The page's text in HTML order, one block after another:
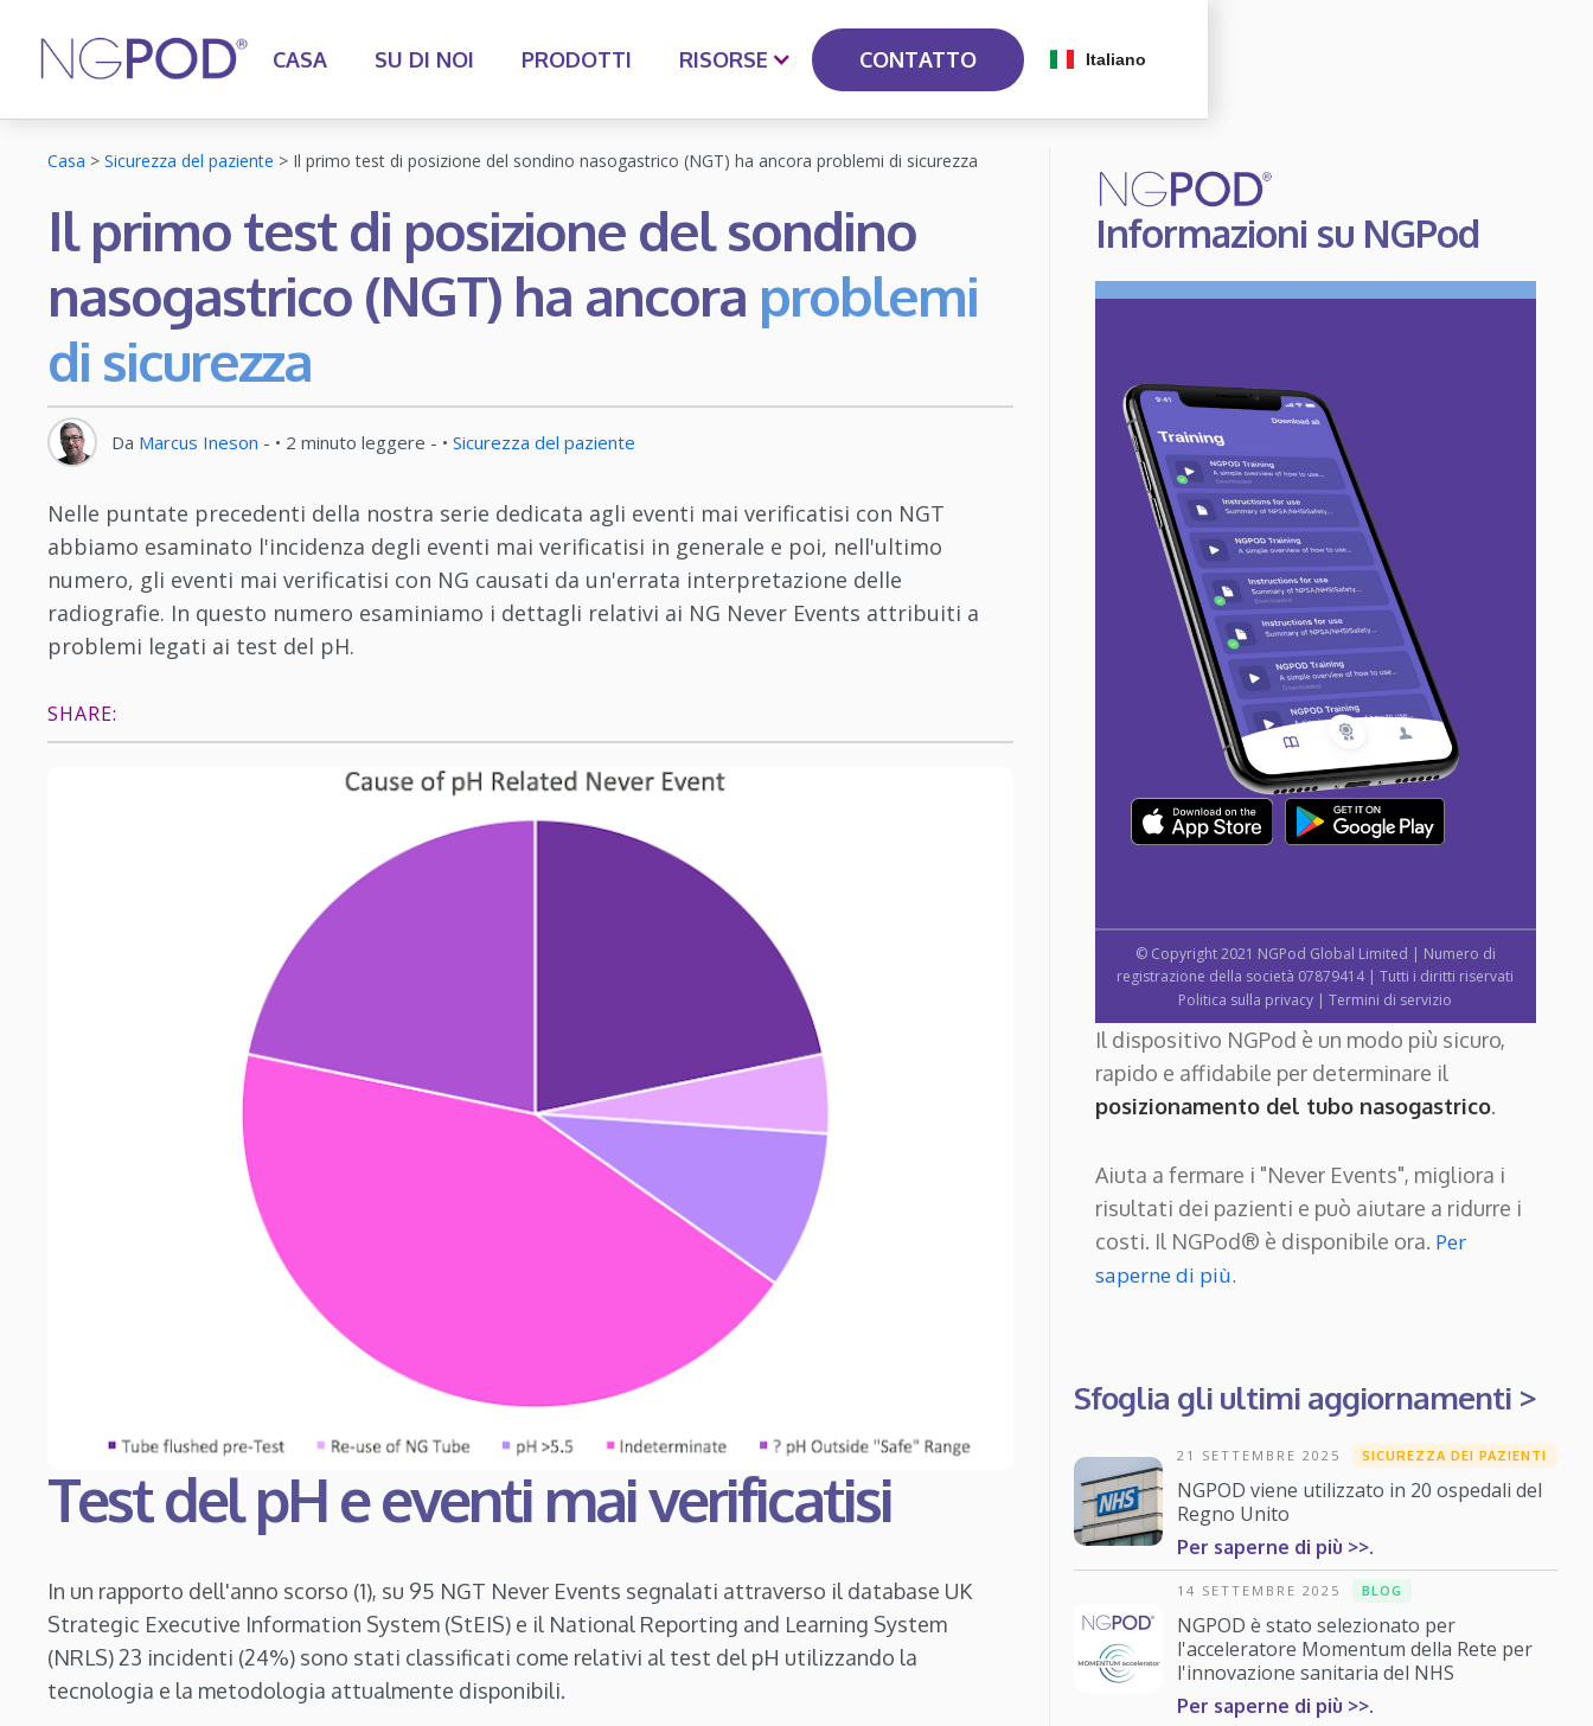
CASA SU DI NOI PRODOTTI RISORSE CONTATTO Italiano
Casa > Sicurezza del paziente > Il primo test di posizione del sondino nasogastrico (NGT) ha ancora problemi di sicurezza
Il primo test di posizione del sondino
nasogastrico (NGT) ha ancora problemi
di sicurezza
Da Marcus Ineson - • 2 minuto leggere - • Sicurezza del paziente
Nelle puntate precedenti della nostra serie dedicata agli eventi mai verificatisi con NGT
abbiamo esaminato l'incidenza degli eventi mai verificatisi in generale e poi, nell'ultimo
numero, gli eventi mai verificatisi con NG causati da un'errata interpretazione delle
radiografie. In questo numero esaminiamo i dettagli relativi ai NG Never Events attribuiti a
problemi legati ai test del pH.
SHARE:
Test del pH e eventi mai verificatisi
In un rapporto dell'anno scorso (1), su 95 NGT Never Events segnalati attraverso il database UK
Strategic Executive Information System (StEIS) e il National Reporting and Learning System
(NRLS) 23 incidenti (24%) sono stati classificati come relativi al test del pH utilizzando la
tecnologia e la metodologia attualmente disponibili.
Informazioni su NGPod
© Copyright 2021 NGPod Global Limited | Numero di
registrazione della società 07879414 | Tutti i diritti riservati
Politica sulla privacy |Termini di servizio
Il dispositivo NGPod è un modo più sicuro,
rapido e affidabile per determinare il
posizionamento del tubo nasogastrico.
Aiuta a fermare i "Never Events", migliora i
risultati dei pazienti e può aiutare a ridurre i
costi. Il NGPod® è disponibile ora. Per
saperne di più.
Sfoglia gli ultimi aggiornamenti >
21 SETTEMBRE 2025 SICUREZZA DEI PAZIENTI
NGPOD viene utilizzato in 20 ospedali del
Regno Unito
Per saperne di più >>.
14 SETTEMBRE 2025 BLOG
NGPOD è stato selezionato per
l'acceleratore Momentum della Rete per
l'innovazione sanitaria del NHS
Per saperne di più >>.